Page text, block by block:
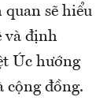
sẽ hiểu
và định
Úc hướng
cộng đồng.